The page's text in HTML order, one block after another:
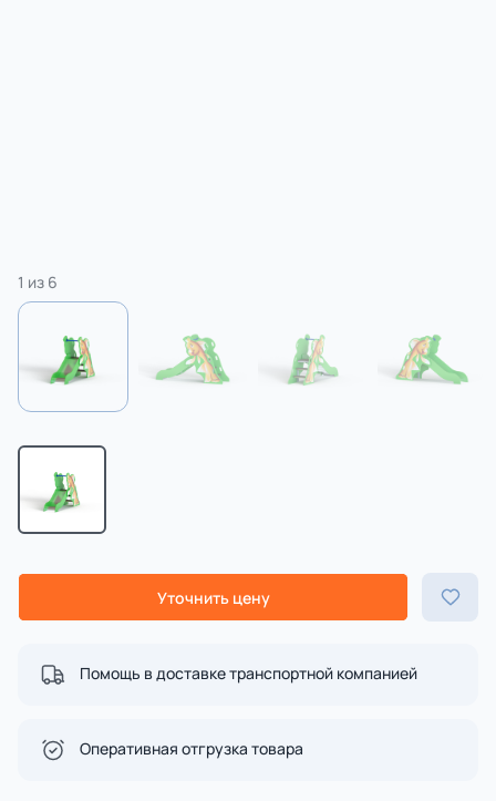
1 из 6
Уточнить цену
Помощь в доставке транспортной компанией
Оперативная отгрузка товара